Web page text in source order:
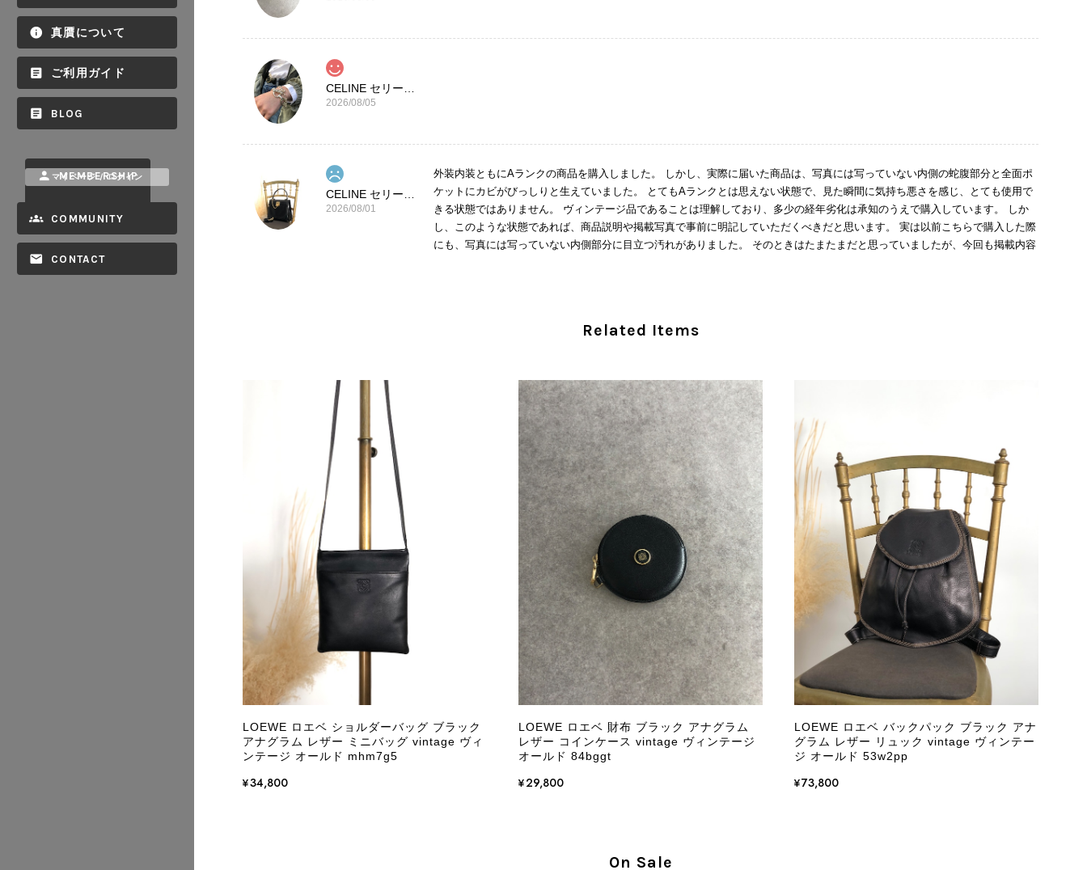
真贋について
ご利用ガイド
BLOG
MEMBERSHIP
マイページ / ログイン
COMMUNITY
CONTACT
2026/08/05
2026/08/01
外装内装ともにAランクの商品を購入しました。 しかし、実際に届いた商品は、写真には写っていない内側の蛇腹部分と全面ポ
ケットにカビがびっしりと生えていました。 とてもAランクとは思えない状態で、見た瞬間に気持ち悪さを感じ、とても使用で
きる状態ではありません。 ヴィンテージ品であることは理解しており、多少の経年劣化は承知のうえで購入しています。 しか
し、このような状態であれば、商品説明や掲載写真で事前に明記していただくべきだと思います。 実は以前こちらで購入した際
にも、写真には写っていない内側部分に目立つ汚れがありました。 そのときはたまたまだと思っていましたが、今回も掲載内容
回の商品につきましては、当店よりご連絡のうえ、返品・返金を含め、責任をもって対応してまいります。
バッグは、外装と内装をそれぞれ確認し、個別にランクを表示しております。これは、外観の印象だけで商品
の状態全体を判断しないためです。また、確認できた汚れやダメージは、写真や商品説明に反映しておりま
す。 ご不快な思いをされた中で、率直なご意見をお寄せいただきましたことに感謝申し上げます。今回のご
指摘を重く受け止め、まずは商品の状態を丁寧に確認させていただきます。 掲載内容では分からない状態が
確認された場合には、当店の検品時の見落としとして真摯に受け止め、検品方法と状態の伝え方を改めて見直
し、全スタッフで共有してまいります。 オンラインでも安心して商品をお選びいただけるよう、より正確な
状態確認とご案内に努めてまいります。
商品が直ぐに届きました。思った以上に素敵なお品でした。またご縁が有りましたら宜しくお願い致します。
この度はご購入いただき、そして素敵なレビューをありがとうございます。 商品を無事にお受け取りいただ
き、また迅速にお届けできたとのこと、大変安心いたしました！ さらに、「思った以上に素敵なお品でし
た」とのお言葉をいただき、スタッフ一同とても嬉しく、何よりの励みになります。 ぜひこちらの商品を末
永くご愛用いただけましたら幸いです。 また気になる商品やご不明な点などございましたら、いつでもお気
軽にご相談ください。 またご縁がございましたら、ぜひよろしくお願いいたします。 VintageShop solo
Related Items
LOEWE ロエベ ショルダーバッグ ブラック
アナグラム レザー ミニバッグ vintage ヴィ
ンテージ オールド mhm7g5
¥34,800
LOEWE ロエベ 財布 ブラック アナグラム
レザー コインケース vintage ヴィンテージ
オールド 84bggt
¥29,800
LOEWE ロエベ バックパック ブラック アナ
グラム レザー リュック vintage ヴィンテー
ジ オールド 53w2pp
¥73,800
On Sale